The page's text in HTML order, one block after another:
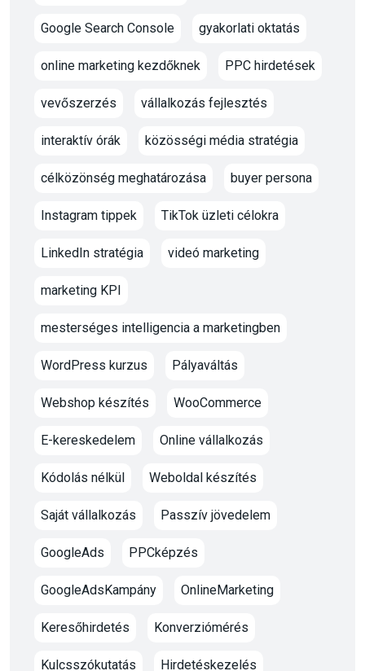
Google Search Console gyakorlati oktatás
online marketing kezdőknek PPC hirdetések
vevőszerzés vállalkozás fejlesztés
interaktív órák közösségi média stratégia
célközönség meghatározása buyer persona
Instagram tippek TikTok üzleti célokra
LinkedIn stratégia videó marketing
marketing KPI
mesterséges intelligencia a marketingben
WordPress kurzus Pályaváltás
Webshop készítés WooCommerce
E-kereskedelem Online vállalkozás
Kódolás nélkül Weboldal készítés
Saját vállalkozás Passzív jövedelem
GoogleAds PPCképzés
GoogleAdsKampány OnlineMarketing
Keresőhirdetés Konverziómérés
Kulcsszókutatás Hirdetéskezelés